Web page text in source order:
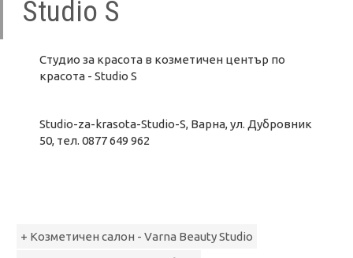
Studio S
Студио за красота в козметичен център по
красота - Studio S
Studio-za-krasota-Studio-S, Варна, ул. Дубровник
50, тел. 0877 649 962
+ Козметичен салон - Varna Beauty Studio